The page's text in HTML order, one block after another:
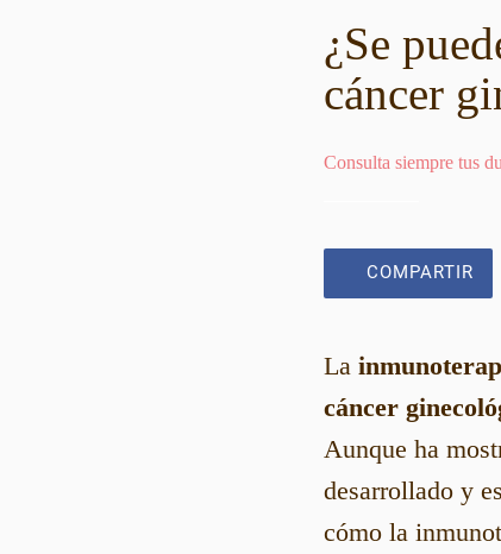
¿Se
cáncer
Consulta siempre tus
COMPARTIR
La
cáncer
Aunque ha
desarrollado y
cómo la